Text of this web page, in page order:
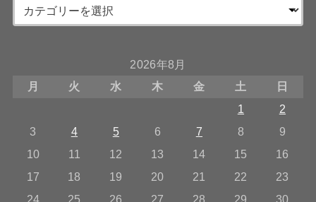
2026年8月
月
火 水 木 金 土
日
1
2
3
4 5 6 7 8
9
10
11 12 13 14 15
16
17
18 19 20 21 22
23
24
25 26 27 28 29 30